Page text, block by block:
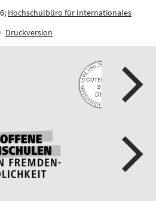
Hochschulbüro für Internationales
Druckversion